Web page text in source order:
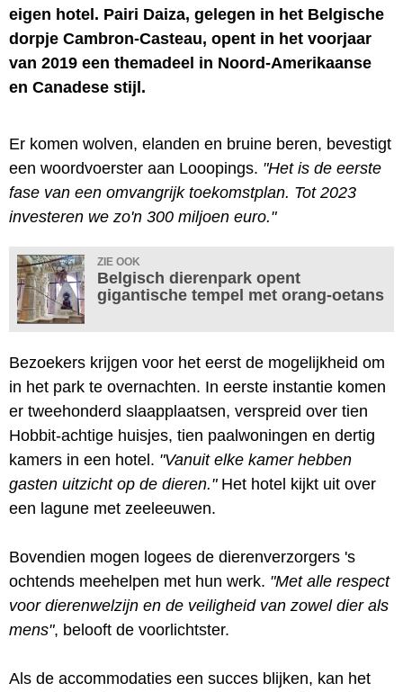
eigen hotel. Pairi Daiza, gelegen in het Belgische
dorpje Cambron-Casteau, opent in het voorjaar
van 2019 een themadeel in Noord-Amerikaanse
en Canadese stijl.
Er komen wolven, elanden en bruine beren, bevestigt
een woordvoerster aan Looopings. "Het is de eerste
fase van een omvangrijk toekomstplan. Tot 2023
investeren we zo'n 300 miljoen euro."
ZIE OOK
Belgisch dierenpark opent
gigantische tempel met orang-oetans
Bezoekers krijgen voor het eerst de mogelijkheid om
in het park te overnachten. In eerste instantie komen
er tweehonderd slaapplaatsen, verspreid over tien
Hobbit-achtige huisjes, tien paalwoningen en dertig
kamers in een hotel. "Vanuit elke kamer hebben
gasten uitzicht op de dieren."Het hotel kijkt uit over
een lagune met zeeleeuwen.
Bovendien mogen logees de dierenverzorgers 's
ochtends meehelpen met hun werk. "Met alle respect
voor dierenwelzijn en de veiligheid van zowel dier als
mens", belooft de voorlichtster.
Als de accommodaties een succes blijken, kan het